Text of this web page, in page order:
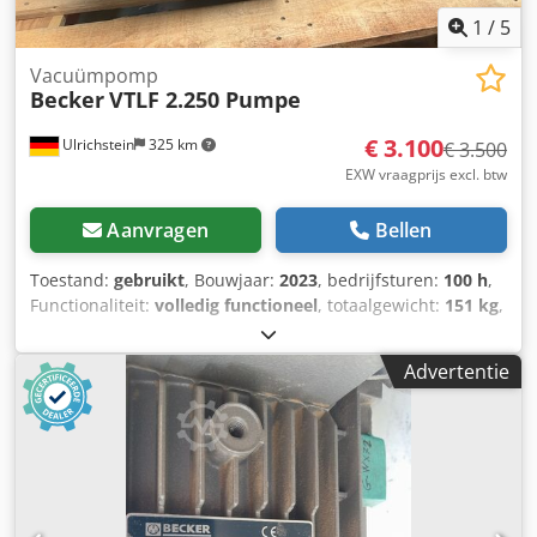
1 / 5
Ulrichstein 325 km
Vacuümpomp
BeckerVTLF 2.250 Pumpe
€ 3.100€ 3.500
EXW vraagprijs excl. btw
Aanvragen Bellen
Toestand: gebruikt, Bouwjaar: 2023, bedrijfsturen: 100 h,
Functionaliteit: volledig functioneel, totaalgewicht: 151 kg,
, totale breedte:
hoogte:528 mm, volumestroom:250 m³/u, vermogen:5,5
kW (7,48 pk) , type koeling:lucht, Becker VTLF 2.250
vacuümpomp – bouwjaar 2023 Te koop aangeboden: een
Becker VTLF 2.250 vacuümpomp uit onze
timmerwerkplaats. De pomp is in 2023 nieuw aangeschaft
en naar onze schatting minder dan 100 uur gebruikt,
aangezien de pomp slechts zelden in gebruik was. De
pomp verkeert in zeer goede staat en is naar onze kennis
Advertentie